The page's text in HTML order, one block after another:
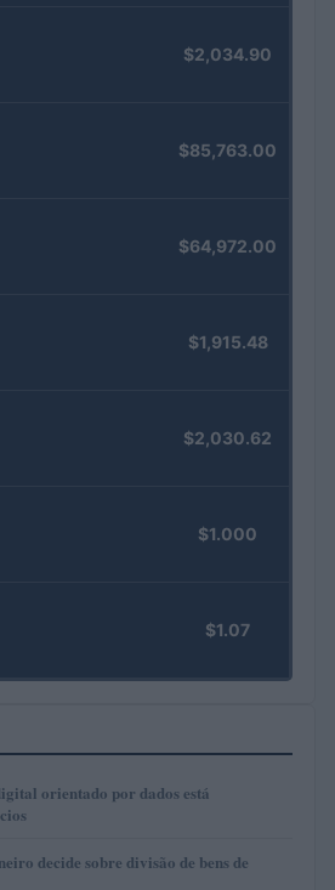
$2,034.90
$85,763.00
$64,972.00
$1,915.48
$2,030.62
$1.000
$1.07
orientado por dados está
decide sobre divisão de bens de